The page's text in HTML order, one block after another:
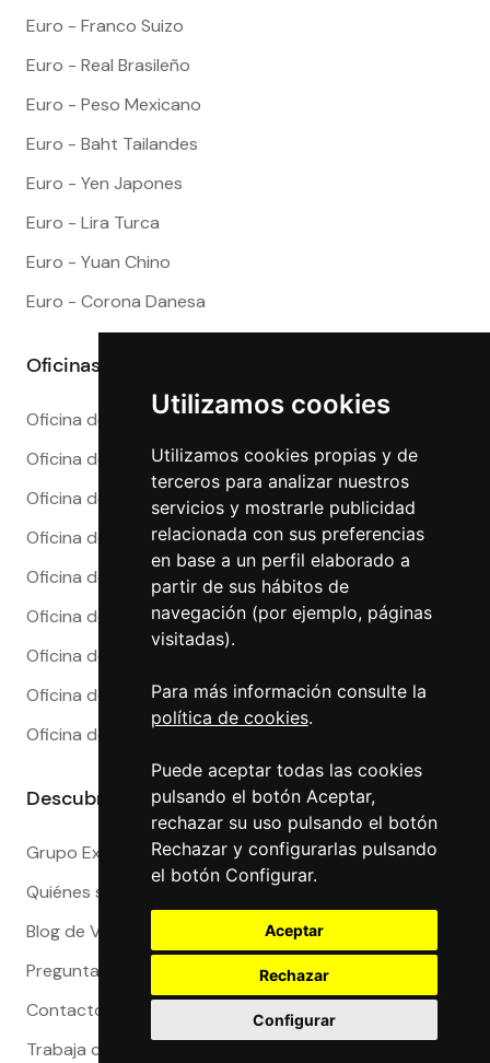
Utilizamos cookies
Utilizamos cookies propias y de
terceros para analizar nuestros
servicios y mostrarle publicidad
relacionada con sus preferencias
en base a un perfil elaborado a
partir de sus hábitos de
navegación (por ejemplo, páginas
visitadas).
Para más información consulte la
política de cookies.
Puede aceptar todas las cookies
pulsando el botón Aceptar,
rechazar su uso pulsando el botón
Rechazar y configurarlas pulsando
el botón Configurar.
Aceptar
Rechazar
Configurar
Euro - Franco Suizo
Euro - Real Brasileño
Euro - Peso Mexicano
Euro - Baht Tailandes
Euro - Yen Japones
Euro - Lira Turca
Euro - Yuan Chino
Euro - Corona Danesa
Oficinas
Oficina de Cambio en Alicante
Oficina de Cambio en Barcelona
Oficina de Cambio en Córdoba
Oficina de Cambio en Granada
Oficina de Cambio en Madrid
Oficina de Cambio en Málaga
Oficina de Cambio en Marbella
Oficina de Cambio en Sevilla
Oficina de Cambio en Valencia
Descubre más
Grupo Exact
Quiénes somos
Blog de Viajeros
Preguntas Frecuentes
Contacto
Trabaja con nosotros